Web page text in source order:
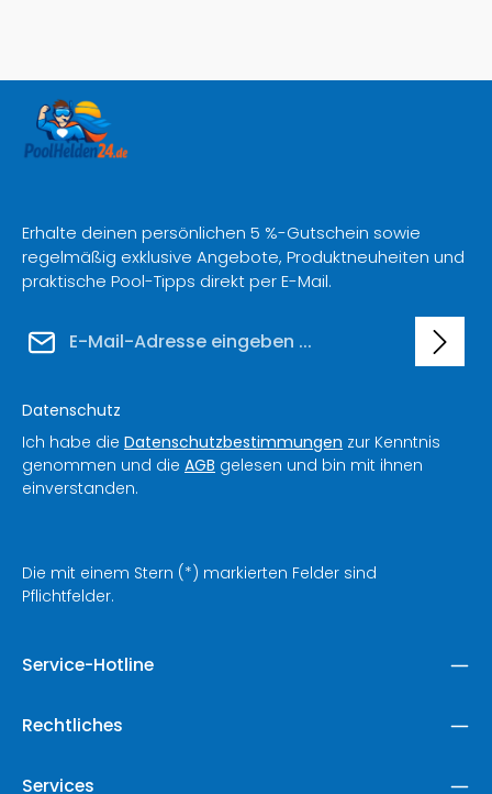
Erhalte deinen persönlichen 5 %-Gutschein sowie
regelmäßig exklusive Angebote, Produktneuheiten und
praktische Pool-Tipps direkt per E-Mail.
Datenschutz
Ich habe die Datenschutzbestimmungen zur Kenntnis
genommen und die AGB gelesen und bin mit ihnen
einverstanden.
Die mit einem Stern (*) markierten Felder sind
Pflichtfelder.
Service-Hotline
Rechtliches
Services